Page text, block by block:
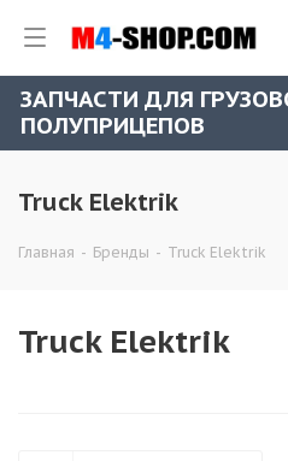
ЗАПЧАСТИ ДЛЯ
ПОЛУПРИЦЕПОВ
Truck Elektrik
Главная - Бренды - Truck Elektrik
Truck Elektrik